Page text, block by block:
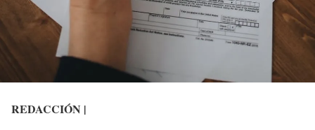
REDACCIÓN |